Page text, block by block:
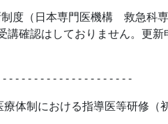
度（日本専門医機構 救急科
講確認はしておりません。更
- - - - - - - - - - - - - - - - - - - -
体制における指導医等研修（